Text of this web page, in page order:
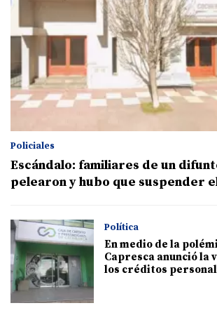
Policiales
Escándalo: familiares de un
pelearon y hubo que suspender
Política
En medio de la
Capresca anunció la
los créditos